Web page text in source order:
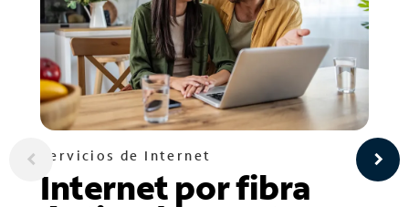
Servicios de Internet
Internet por fibra